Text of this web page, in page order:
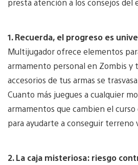
presta atención a los consejos del
1. Recuerda, el progreso es
Multijugador ofrece elementos
armamento personal en Zombis y
accesorios de tus armas se
Cuanto más juegues a cualquier
armamentos que cambien el
para ayudarte a conseguir terreno
2. La caja misteriosa: riesgo